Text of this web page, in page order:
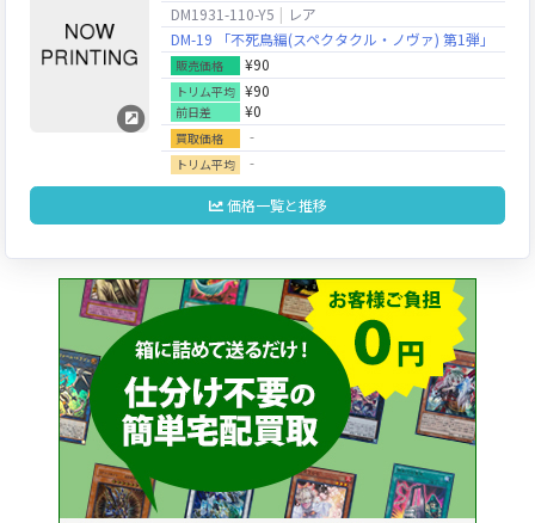
DM1931-110-Y5
レア
DM-19 「不死鳥編(スペクタクル・ノヴァ) 第1弾」
販売価格 ¥90
トリム平均 ¥90
前日差 ¥0
買取価格 ‐
トリム平均 ‐
価格一覧と推移